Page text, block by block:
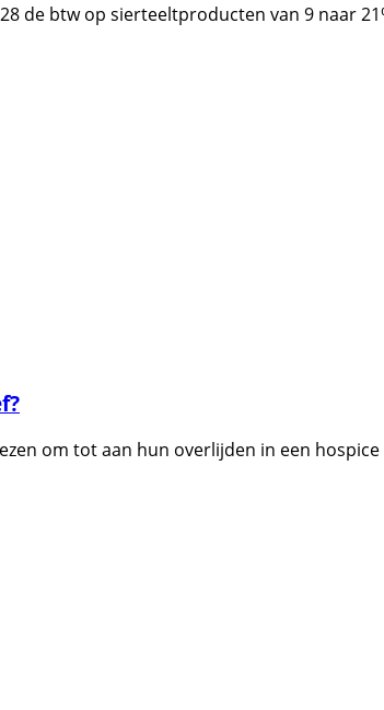
de btw op sierteeltproducten van 9 naar
om tot aan hun overlijden in een